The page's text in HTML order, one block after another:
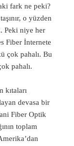
fark ne peki?
o yüzden
Peki niye her
Fiber İnternete
çok pahalı. Bu
pahalı.
kıtaları
devasa bir
Fiber Optik
toplam